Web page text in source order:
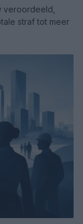
veroordeeld,
straf tot meer